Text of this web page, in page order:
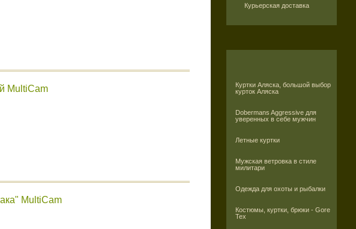
Курьерская доставка
Куртки Аляска, большой выбор
курток Аляска
Dobermans Aggressive для
уверенных в себе мужчин
Летные куртки
Мужская ветровка в стиле
милитари
Одежда для охоты и рыбалки
Костюмы, куртки, брюки - Gore
Tex
MultiCam
MultiCam